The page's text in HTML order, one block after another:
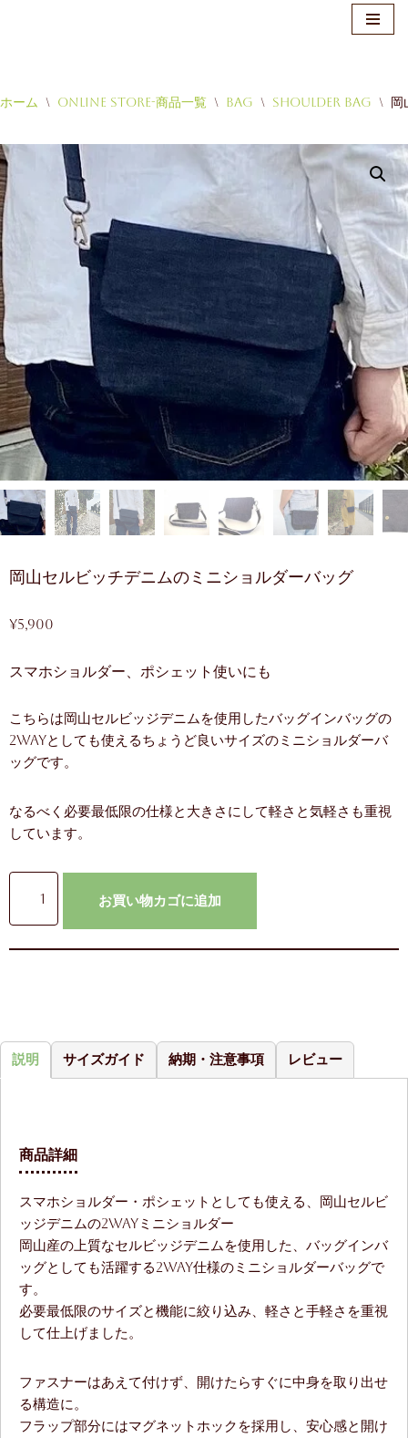
ン
ホーム \ Online Store-商品一覧 \ Bag \ Shoulder Bag \ 岡
岡山セルビッチデニムのミニショルダーバッグ
¥5,900
スマホショルダー、ポシェット使いにも
こちらは岡山セルビッジデニムを使用したバッグインバッグの
2wayとしても使えるちょうど良いサイズのミニショルダーバ
ッグです。
なるべく必要最低限の仕様と大きさにして軽さと気軽さも重視
しています。
お買い物カゴに追加
説明 サイズガイド 納期・注意事項 レビュー
商品詳細
スマホショルダー・ポシェットとしても使える、岡山セルビ
ッジデニムの2WAYミニショルダー
岡山産の上質なセルビッジデニムを使用した、バッグインバ
ッグとしても活躍する2WAY仕様のミニショルダーバッグで
す。
必要最低限のサイズと機能に絞り込み、軽さと手軽さを重視
して仕上げました。
ファスナーはあえて付けず、開けたらすぐに中身を取り出せ
る構造に。
フラップ部分にはマグネットホックを採用し、安心感と開け